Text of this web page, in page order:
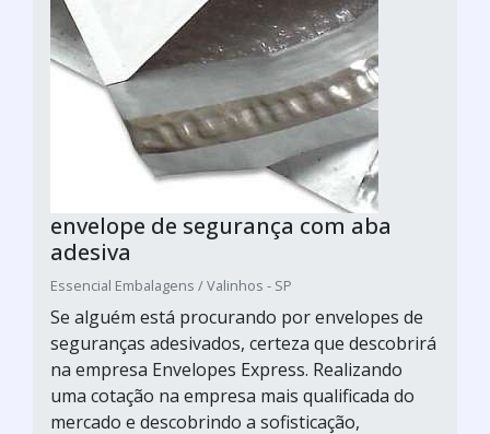
envelope de segurança com aba
adesiva
Essencial Embalagens / Valinhos - SP
Se alguém está procurando por envelopes de
seguranças adesivados, certeza que descobrirá
na empresa Envelopes Express. Realizando
uma cotação na empresa mais qualificada do
mercado e descobrindo a sofisticação,